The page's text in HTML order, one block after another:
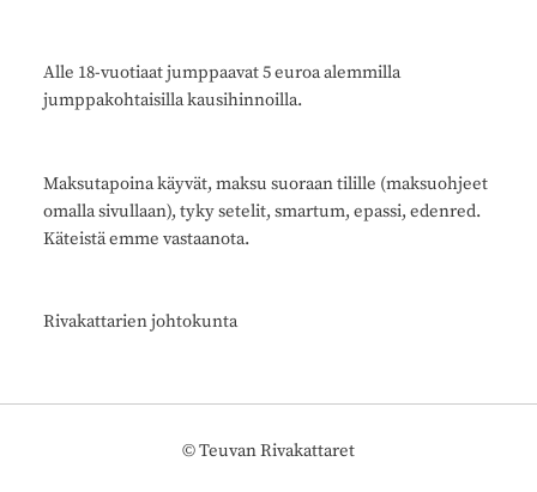
Alle 18-vuotiaat jumppaavat 5 euroa alemmilla
jumppakohtaisilla kausihinnoilla.
Maksutapoina käyvät, maksu suoraan tilille (maksuohjeet
omalla sivullaan), tyky setelit, smartum, epassi, edenred.
Käteistä emme vastaanota.
Rivakattarien johtokunta
©Teuvan Rivakattaret